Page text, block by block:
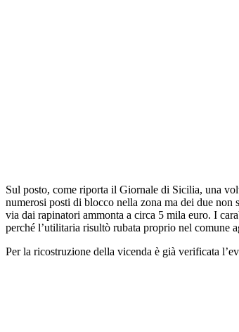
Sul posto, come riporta il Giornale di Sicilia, una
numerosi posti di blocco nella zona ma dei due non
via dai rapinatori ammonta a circa 5 mila euro. I
perché l’utilitaria risultò rubata proprio nel comune
Per la ricostruzione della vicenda è già verificata